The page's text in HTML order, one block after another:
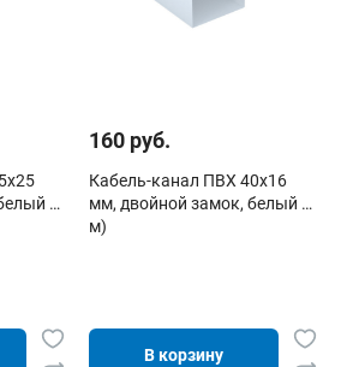
(2
160 руб.
Кабель-канал ПВХ 40х16
мм, двойной замок, белый (2
м)
В корзину